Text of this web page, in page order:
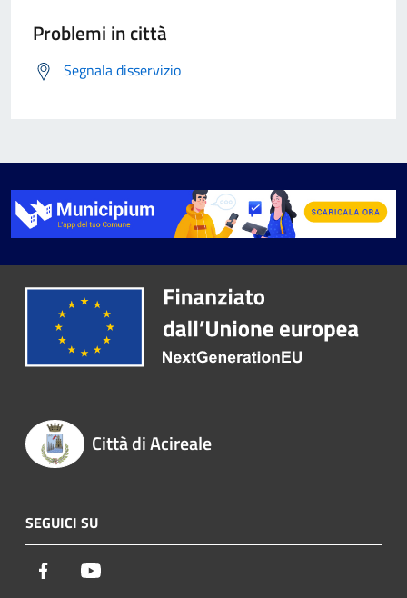
Problemi in città
Segnala disservizio
Città di Acireale
SEGUICI SU
Facebook